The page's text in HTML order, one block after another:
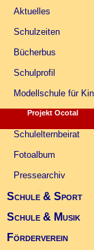
Aktuelles
Schulzeiten
Bücherbus
Schulprofil
Modellschule für
Projekt Ocotal
Schulelternbeirat
Fotoalbum
Pressearchiv
Infos Übergang
Schule & Sport
Deutscher
Schule & Musik
Landeskonzert im
Förderverein